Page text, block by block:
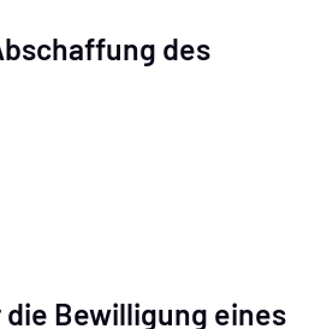
des
Bewilligung eines